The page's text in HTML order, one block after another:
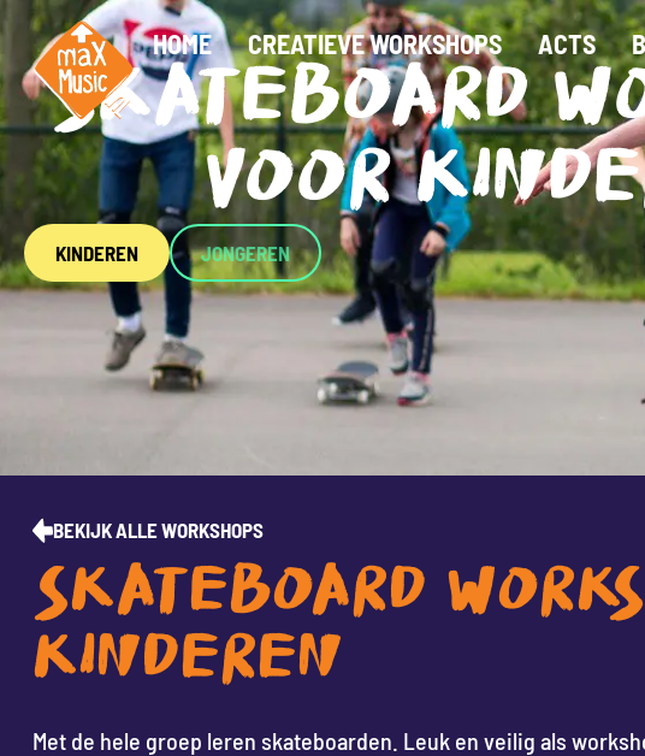
HOME CREATIEVE WORKSHOPS ACTS
SKATEBOARD
VOOR
KINDEREN JONGEREN
BEKIJK ALLE WORKSHOPS
SKATEBOARD
KINDEREN
Met de hele groep leren skateboarden. Leuk en veilig als